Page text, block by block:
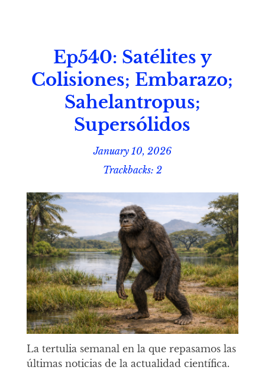
Ep540: Satélites y
Colisiones; Embarazo;
Sahelantropus;
Supersólidos
January 10, 2026
Trackbacks: 2
La tertulia semanal en la que repasamos las
últimas noticias de la actualidad científica.